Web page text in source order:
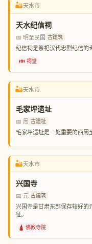
🏜️天水市
天水纪信祠
📅 明至民国 古建筑
纪信祠是祭祀汉代忠烈纪信的
👪 祠堂
🏜️天水市
毛家坪遗址
📅 周 古遗址
毛家坪遗址是一处重要的西周
🏜️天水市
兴国寺
📅 元 古建筑
兴国寺是甘肃东部保存较好的
征。
🛕 佛教寺院